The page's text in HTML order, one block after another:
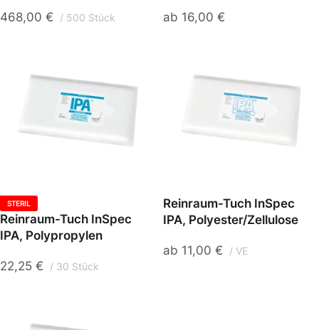
468,00 € 500 Stück ab 16,00 €
STERIL
Reinraum-Tuch InSpec
IPA, Polypropylen
22,25 € 30 Stück
Reinraum-Tuch InSpec
IPA, Polyester/Zellulose
ab 11,00 € VE